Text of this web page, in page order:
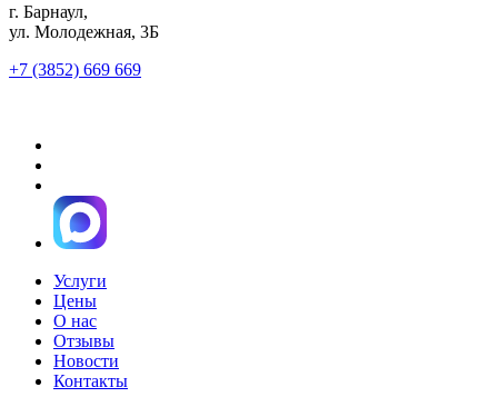
г. Барнаул,
ул. Молодежная, 3Б
+7 (3852) 669 669
Услуги
Цены
О нас
Отзывы
Новости
Контакты